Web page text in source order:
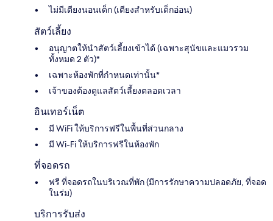
ไม่มีเตียงนอนเด็ก (เตียงสำหรับเด็กอ่อน)
สัตว์เลี้ยง
อนุญาตให้นำสัตว์เลี้ยงเข้าได้ (เฉพาะสุนัขและแมวรวม
ทั้งหมด 2 ตัว)*
เฉพาะห้องพักที่กำหนดเท่านั้น*
เจ้าของต้องดูแลสัตว์เลี้ยงตลอดเวลา
อินเทอร์เน็ต
มี WiFi ให้บริการฟรีในพื้นที่ส่วนกลาง
มี Wi-Fi ให้บริการฟรีในห้องพัก
ที่จอดรถ
ฟรี ที่จอดรถในบริเวณที่พัก (มีการรักษาความปลอดภัย, ที่จอด
ในร่ม)
บริการรับส่ง